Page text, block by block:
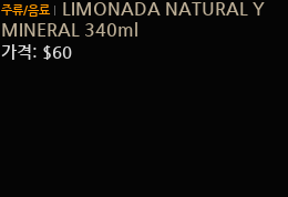
주류/음료
LIMONADA NATURAL Y
MINERAL 340ml
가격: $60